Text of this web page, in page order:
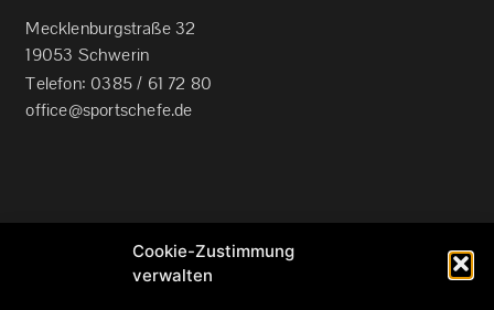
Cookie-Zustimmung
verwalten
Mecklenburgstraße 32
19053 Schwerin
Telefon: 0385 / 61 72 80
office@sportschefe.de
Bitte vereinbaren Sie einen Beratungstermin